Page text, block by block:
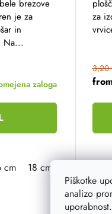
Piškotke
analizo
uporabnost.
zaloga
brezove
je za
in
Na...
cm 18 cm
3,20
za